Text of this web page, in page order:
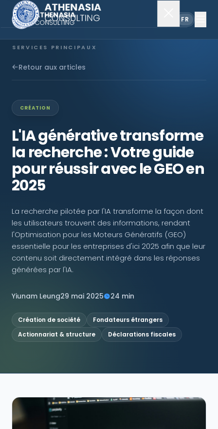
FR
SERVICES PRINCIPAUX
Constitution de société
Comptabilité & audit
EXPLORER
À propos
NOUS SUIVRE
Contactez-nous
Retour aux articles
CRÉATION
L'IA générative transforme
la recherche : Votre guide
pour réussir avec le GEO en
2025
La recherche pilotée par l'IA transforme la façon dont
les utilisateurs trouvent des informations, rendant
l'Optimisation pour les Moteurs Génératifs (GEO)
essentielle pour les entreprises d'ici 2025 afin que leur
contenu soit directement intégré dans les réponses
générées par l'IA.
Yiunam Leung29 mai 2025 24 min
Création de société
Fondateurs étrangers
Actionnariat & structure
Déclarations fiscales